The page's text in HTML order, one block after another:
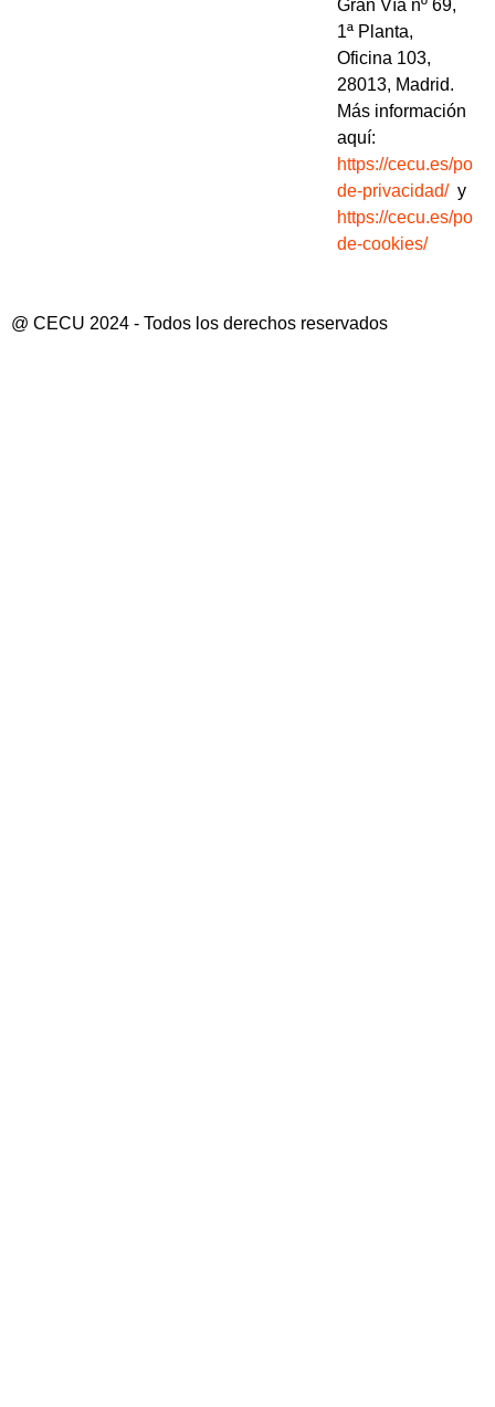
Gran Vía nº 69,
1ª Planta,
Oficina 103,
28013, Madrid.
Más información
aquí:
https://cecu.es/
de-privacidad/y
https://cecu.es/
de-cookies/
@ CECU 2024 - Todos los derechos reservados